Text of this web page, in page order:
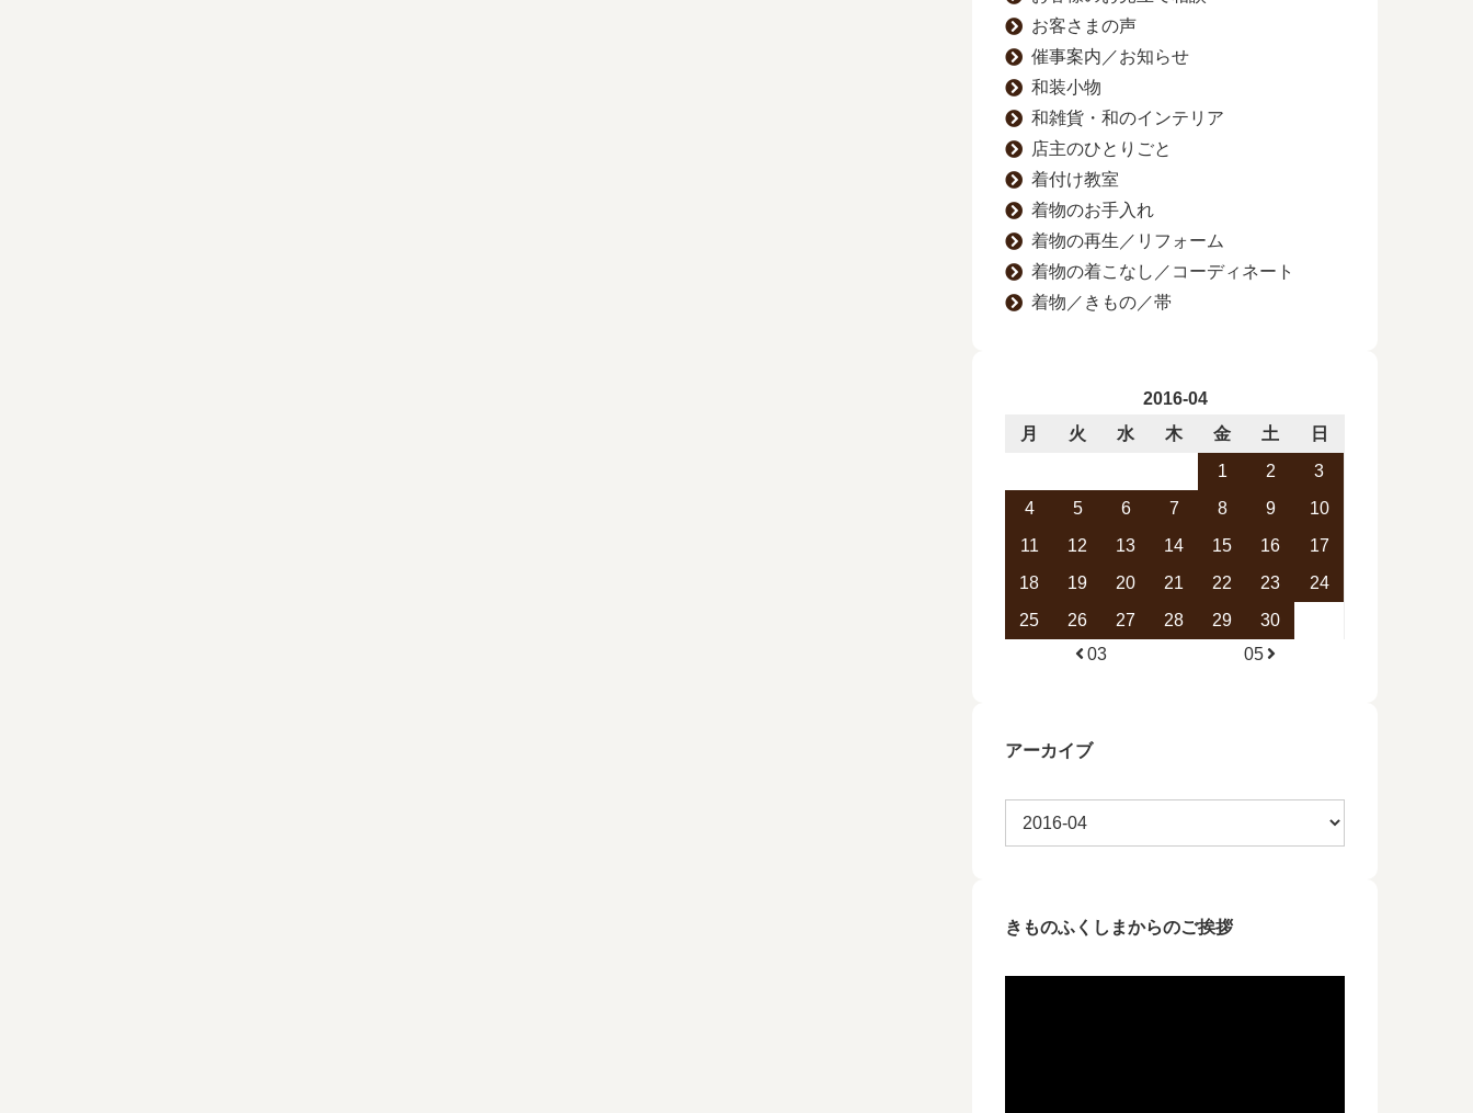
お客さまの声
催事案内／お知らせ
和装小物
和雑貨・和のインテリア
店主のひとりごと
着付け教室
着物のお手入れ
着物の再生／リフォーム
着物の着こなし／コーディネート
着物／きもの／帯
2016-04
月
火 水 木 金 土
日
1
2
3
4
5 6 7 8 9
10
11
12 13 14 15 16
17
18
19 20 21 22 23
24
25
26 27 28 29
30
03
05
アーカイブ
きものふくしまからのご挨拶